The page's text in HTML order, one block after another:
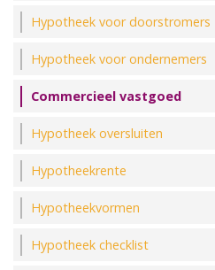
Hypotheek voor doorstromers
Hypotheek voor ondernemers
Commercieel vastgoed
Hypotheek oversluiten
Hypotheekrente
Hypotheekvormen
Hypotheek checklist